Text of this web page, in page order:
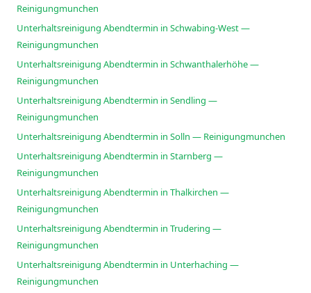
Reinigungmunchen
Unterhaltsreinigung Abendtermin in Schwabing-West —
Reinigungmunchen
Unterhaltsreinigung Abendtermin in Schwanthalerhöhe —
Reinigungmunchen
Unterhaltsreinigung Abendtermin in Sendling —
Reinigungmunchen
Unterhaltsreinigung Abendtermin in Solln — Reinigungmunchen
Unterhaltsreinigung Abendtermin in Starnberg —
Reinigungmunchen
Unterhaltsreinigung Abendtermin in Thalkirchen —
Reinigungmunchen
Unterhaltsreinigung Abendtermin in Trudering —
Reinigungmunchen
Unterhaltsreinigung Abendtermin in Unterhaching —
Reinigungmunchen